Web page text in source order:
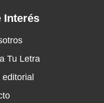
Interés
Tu Letra